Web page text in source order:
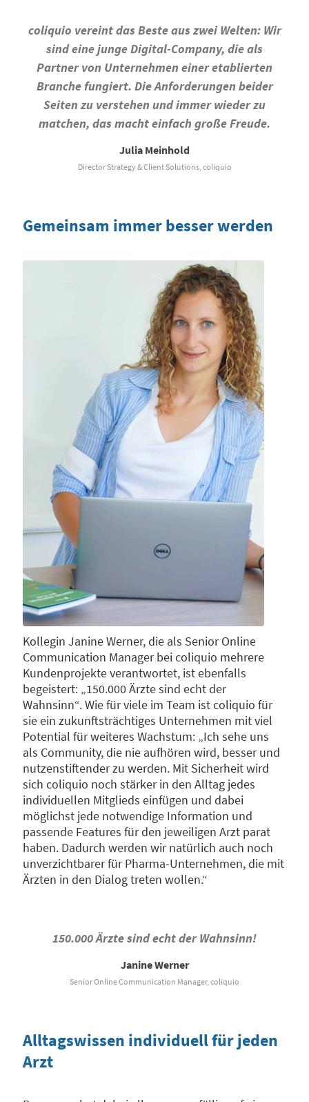
coliquio vereint das Beste aus zwei Welten: Wir
sind eine junge Digital-Company, die als
Partner von Unternehmen einer etablierten
Branche fungiert. Die Anforderungen beider
Seiten zu verstehen und immer wieder zu
matchen, das macht einfach große Freude.
Julia Meinhold
Director Strategy & Client Solutions, coliquio
Gemeinsam immer besser werden
Kollegin Janine Werner, die als Senior Online
Communication Manager bei coliquio mehrere
Kundenprojekte verantwortet, ist ebenfalls
begeistert: „150.000 Ärzte sind echt der
Wahnsinn“. Wie für viele im Team ist coliquio für
sie ein zukunftsträchtiges Unternehmen mit viel
Potential für weiteres Wachstum: „Ich sehe uns
als Community, die nie aufhören wird, besser und
nutzenstiftender zu werden. Mit Sicherheit wird
sich coliquio noch stärker in den Alltag jedes
individuellen Mitglieds einfügen und dabei
möglichst jede notwendige Information und
passende Features für den jeweiligen Arzt parat
haben. Dadurch werden wir natürlich auch noch
unverzichtbarer für Pharma-Unternehmen, die mit
Ärzten in den Dialog treten wollen.“
150.000 Ärzte sind echt der Wahnsinn!
Janine Werner
Senior Online Communication Manager, coliquio
Alltagswissen individuell für jeden
Arzt